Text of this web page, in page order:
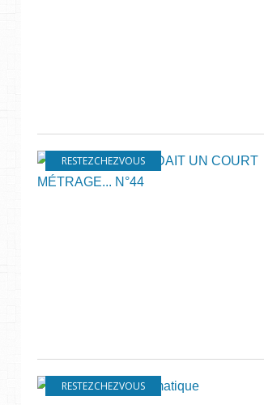
RESTEZCHEZVOUS
RESTEZCHEZVOUS